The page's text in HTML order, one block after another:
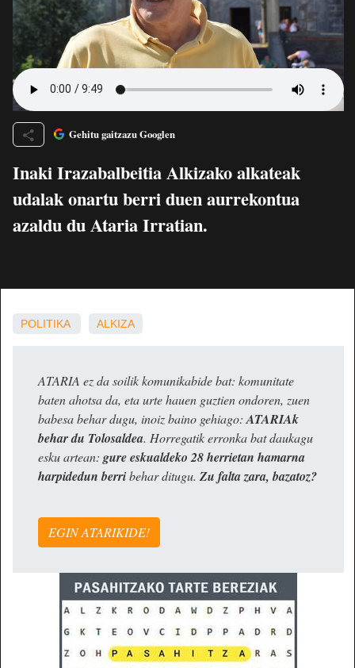
Gehitu gaitzazu Googlen
Inaki Irazabalbeitia Alkizako alkateak
udalak onartu berri duen aurrekontua
azaldu du Ataria Irratian.
POLITIKA ALKIZA
ATARIA ez da soilik komunikabide bat: komunitate
baten ahotsa da, eta urte hauen guztien ondoren, zuen
babesa behar dugu, inoiz baino gehiago: ATARIAk
behar du Tolosaldea. Horregatik erronka bat daukagu
esku artean: gure eskualdeko 28 herrietan hamarna
harpidedun berribehar ditugu. Zu falta zara, bazatoz?
EGIN ATARIKIDE!